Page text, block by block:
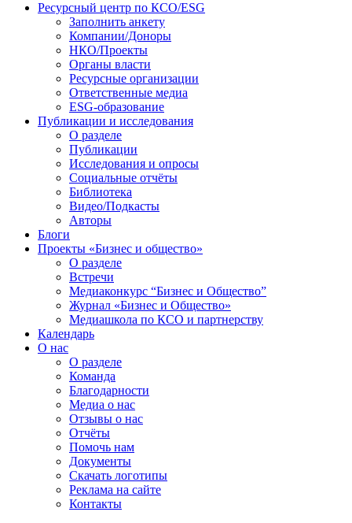
Ресурсный центр по КСО/ESG
Заполнить анкету
Компании/Доноры
НКО/Проекты
Органы власти
Ресурсные организации
Ответственные медиа
ESG-образование
Публикации и исследования
О разделе
Публикации
Исследования и опросы
Социальные отчёты
Библиотека
Видео/Подкасты
Авторы
Блоги
Проекты «Бизнес и общество»
О разделе
Встречи
Медиаконкурс “Бизнес и Общество”
Журнал «Бизнес и Общество»
Медиашкола по КСО и партнерству
Календарь
О нас
О разделе
Команда
Благодарности
Медиа о нас
Отзывы о нас
Отчёты
Помочь нам
Документы
Скачать логотипы
Реклама на сайте
Контакты